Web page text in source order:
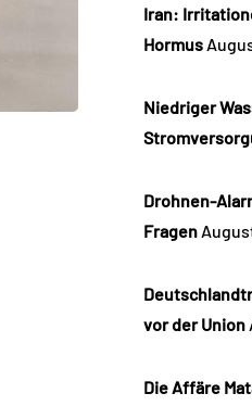
Iran:
Hormus
Niedriger
Drohnen-
Fragen
vor der Union
Die Affäre